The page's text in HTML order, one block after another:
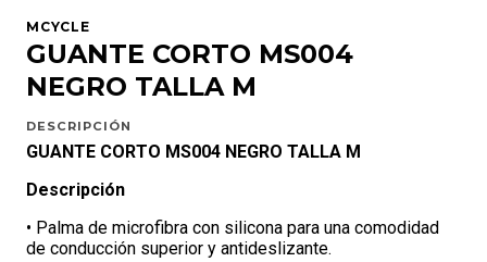
MCYCLE
GUANTE CORTO MS004
NEGRO TALLA M
DESCRIPCIÓN
GUANTE CORTO MS004 NEGRO TALLA M
Descripción
• Palma de microfibra con silicona para una comodidad
de conducción superior y antideslizante.